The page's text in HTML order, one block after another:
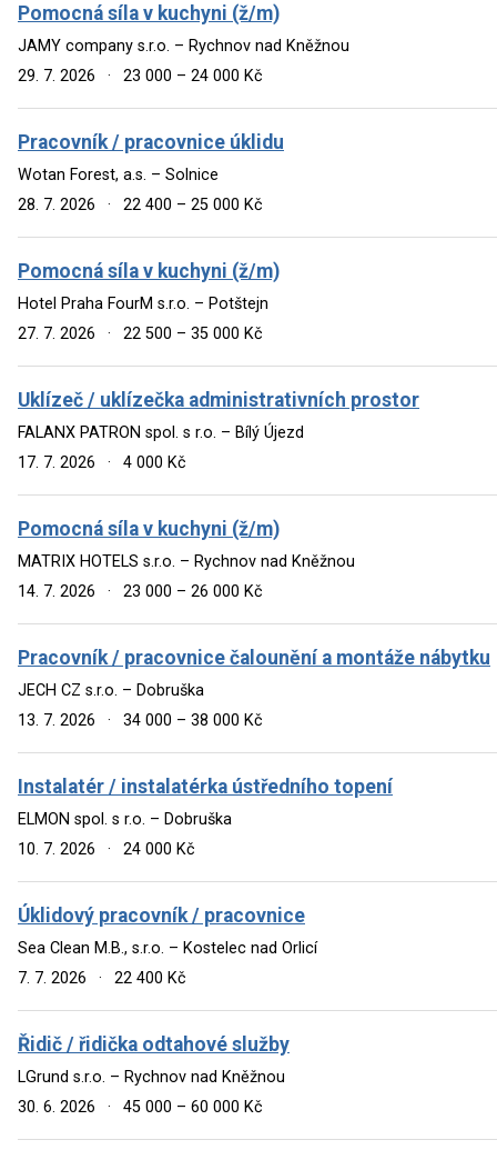
Pomocná síla v kuchyni (ž/m)
JAMY company s.r.o. – Rychnov nad Kněžnou
29. 7. 2026
· 23 000 – 24 000 Kč
Pracovník / pracovnice úklidu
Wotan Forest, a.s. – Solnice
28. 7. 2026
· 22 400 – 25 000 Kč
Pomocná síla v kuchyni (ž/m)
Hotel Praha FourM s.r.o. – Potštejn
27. 7. 2026
· 22 500 – 35 000 Kč
Uklízeč / uklízečka administrativních prostor
FALANX PATRON spol. s r.o. – Bílý Újezd
17. 7. 2026
· 4 000 Kč
Pomocná síla v kuchyni (ž/m)
MATRIX HOTELS s.r.o. – Rychnov nad Kněžnou
14. 7. 2026
· 23 000 – 26 000 Kč
Pracovník / pracovnice čalounění a montáže nábytku
JECH CZ s.r.o. – Dobruška
13. 7. 2026
· 34 000 – 38 000 Kč
Instalatér / instalatérka ústředního topení
ELMON spol. s r.o. – Dobruška
10. 7. 2026
· 24 000 Kč
Úklidový pracovník / pracovnice
Sea Clean M.B., s.r.o. – Kostelec nad Orlicí
7. 7. 2026
· 22 400 Kč
Řidič / řidička odtahové služby
LGrund s.r.o. – Rychnov nad Kněžnou
30. 6. 2026
· 45 000 – 60 000 Kč